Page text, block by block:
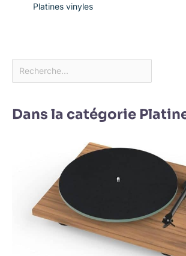
Platines vinyles
Dans la catégorie